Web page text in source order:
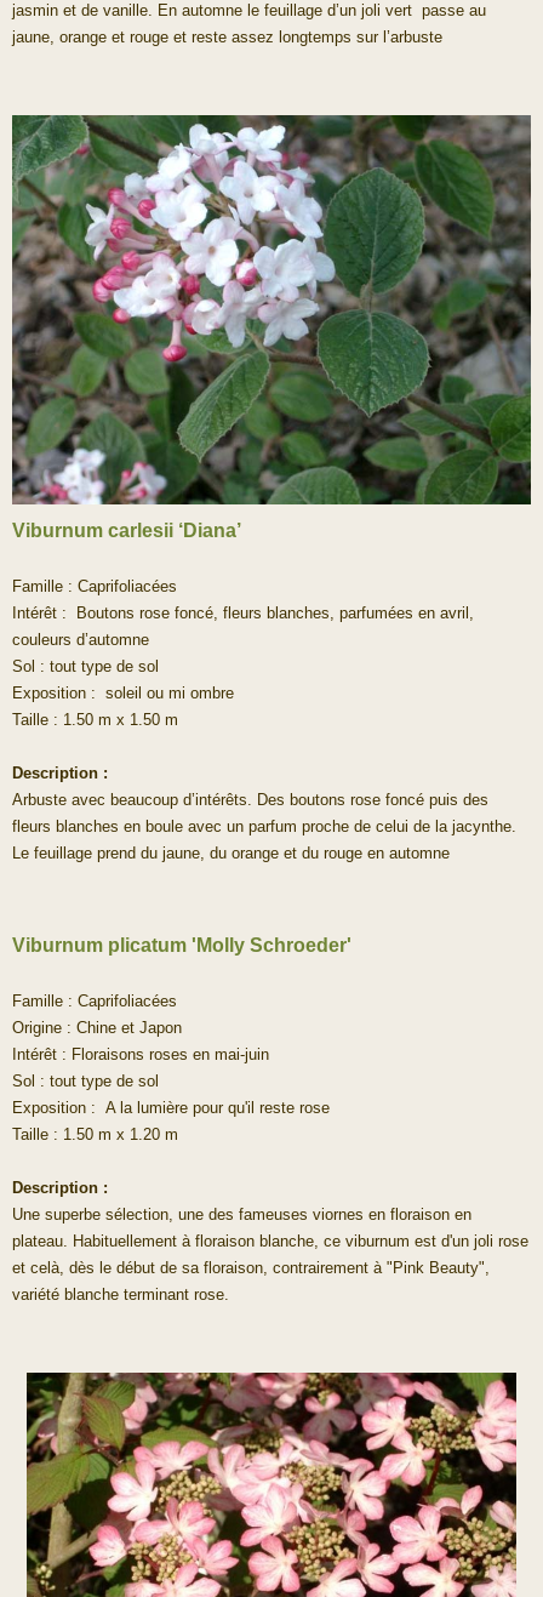
jasmin et de vanille. En automne le feuillage d’un joli vert passe au
jaune, orange et rouge et reste assez longtemps sur l’arbuste
Viburnum carlesii ‘Diana’
Famille : Caprifoliacées
Intérêt : Boutons rose foncé, fleurs blanches, parfumées en avril,
couleurs d’automne
Sol : tout type de sol
Exposition : soleil ou mi ombre
Taille : 1.50 m x 1.50 m
Description :
Arbuste avec beaucoup d’intérêts. Des boutons rose foncé puis des
fleurs blanches en boule avec un parfum proche de celui de la jacynthe.
Le feuillage prend du jaune, du orange et du rouge en automne
Viburnum plicatum 'Molly Schroeder'
Famille : Caprifoliacées
Origine : Chine et Japon
Intérêt : Floraisons roses en mai-juin
Sol : tout type de sol
Exposition : A la lumière pour qu'il reste rose
Taille : 1.50 m x 1.20 m
Description :
Une superbe sélection, une des fameuses viornes en floraison en
plateau. Habituellement à floraison blanche, ce viburnum est d'un joli rose
et celà, dès le début de sa floraison, contrairement à "Pink Beauty",
variété blanche terminant rose.